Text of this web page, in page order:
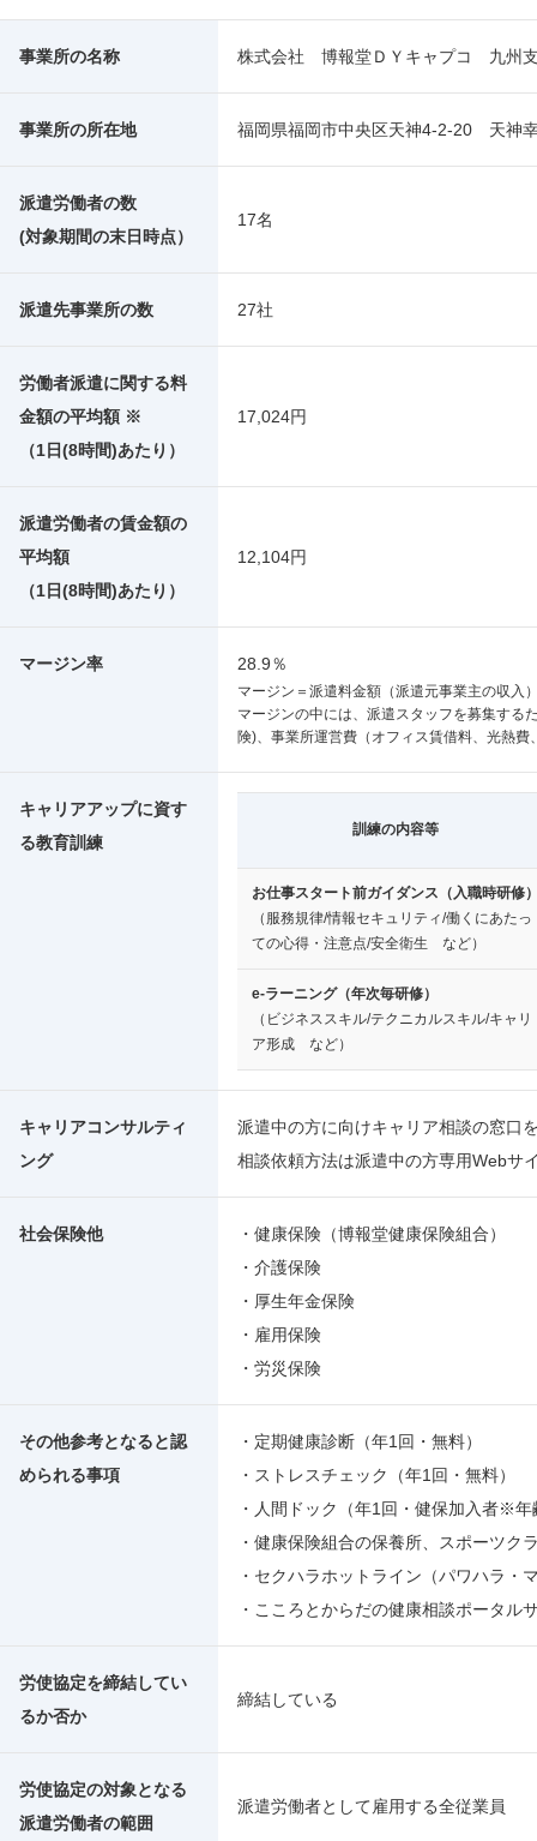
事業所の名称 株式会社 博報堂ＤＹキャプコ 九州
事業所の所在地 福岡県福岡市中央区天神4-2-20 天神
派遣労働者の数
(対象期間の末日時点）
17名
派遣先事業所の数 27社
労働者派遣に関する料
金額の平均額 ※
（1日(8時間)あたり）
17,024円
派遣労働者の賃金額の
平均額
（1日(8時間)あたり）
12,104円
マージン率 28.9％
マージン＝派遣料金額（派遣元事業主の収入
マージンの中には、派遣スタッフを募集する
険)、事業所運営費（オフィス賃借料、光熱
キャリアアップに資す
る教育訓練
訓練の内容等
お仕事スタート前ガイダンス（入職時研修
（服務規律/情報セキュリティ/働くにあたっ
ての心得・注意点/安全衛生 など）
e-ラーニング（年次毎研修）
（ビジネススキル/テクニカルスキル/キャリ
ア形成 など）
キャリアコンサルティ
ング
派遣中の方に向けキャリア相談の窓口
相談依頼方法は派遣中の方専用Webサ
社会保険他
・健康保険（博報堂健康保険組合）
・介護保険
・厚生年金保険
・雇用保険
・労災保険
その他参考となると認
められる事項
・定期健康診断（年1回・無料）
・ストレスチェック（年1回・無料）
・人間ドック（年1回・健保加入者※
・健康保険組合の保養所、スポーツク
・セクハラホットライン（パワハラ・
・こころとからだの健康相談ポータル
労使協定を締結してい
るか否か
締結している
労使協定の対象となる
派遣労働者の範囲
派遣労働者として雇用する全従業員